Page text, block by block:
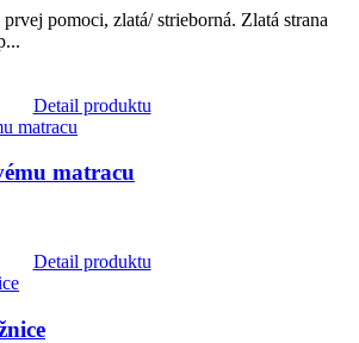
pomoci, zlatá/ strieborná. Zlatá strana
Detail produktu
matracu
Detail produktu